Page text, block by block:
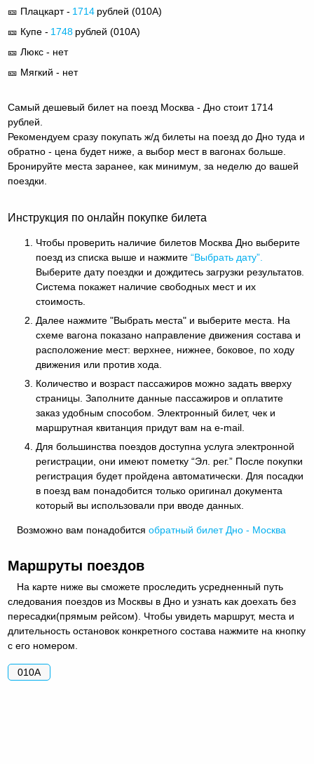
🎫 Плацкарт - 1714 рублей (010А)
🎫 Купе - 1748 рублей (010А)
🎫 Люкс - нет
🎫 Мягкий - нет
Самый дешевый билет на поезд Москва - Дно стоит 1714
рублей.
Рекомендуем сразу покупать ж/д билеты на поезд до Дно туда и
обратно - цена будет ниже, а выбор мест в вагонах больше.
Бронируйте места заранее, как минимум, за неделю до вашей
поездки.
Инструкция по онлайн покупке билета
Чтобы проверить наличие билетов Москва Дно выберите
поезд из списка выше и нажмите“Выбрать дату”.
Выберите дату поездки и дождитесь загрузки результатов.
Система покажет наличие свободных мест и их
стоимость.
Далее нажмите "Выбрать места" и выберите места. На
схеме вагона показано направление движения состава и
расположение мест: верхнее, нижнее, боковое, по ходу
движения или против хода.
Количество и возраст пассажиров можно задать вверху
страницы. Заполните данные пассажиров и оплатите
заказ удобным способом. Электронный билет, чек и
маршрутная квитанция придут вам на e-mail.
Для большинства поездов доступна услуга электронной
регистрации, они имеют пометку “Эл. рег.” После покупки
регистрация будет пройдена автоматически. Для посадки
в поезд вам понадобится только оригинал документа
который вы использовали при вводе данных.
Возможно вам понадобитсяобратный билет Дно - Москва
Маршруты поездов
На карте ниже вы сможете проследить усредненный путь
следования поездов из Москвы в Дно и узнать как доехать без
пересадки(прямым рейсом). Чтобы увидеть маршрут, места и
длительность остановок конкретного состава нажмите на кнопку
с его номером.
010А